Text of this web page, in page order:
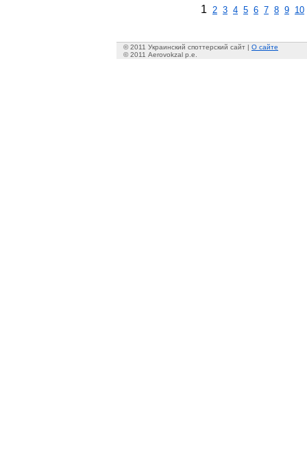
1 2 3 4 5 6 7 8 9 10
© 2011 Украинский споттерский сайт | О сайте
© 2011 Aerovokzal p.e.